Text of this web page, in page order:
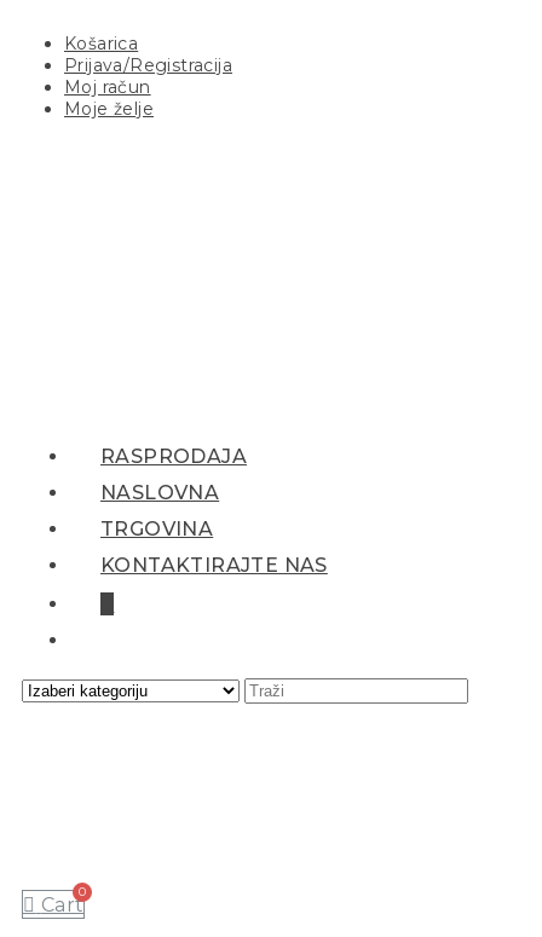
Košarica
Prijava/Registracija
Moj račun
Moje želje
RASPRODAJA
NASLOVNA
TRGOVINA
KONTAKTIRAJTE NAS
Cart